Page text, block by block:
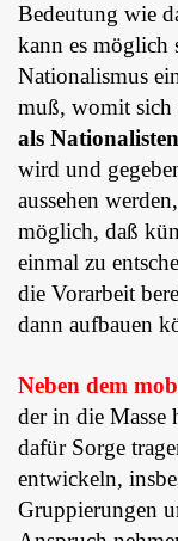
Bedeutung wie
kann es möglich
Nationalismus
muß, womit sich
als Nationalisten
wird und
aussehen
möglich, daß
einmal zu
die Vorarbeit
dann aufbauen
Neben dem
der in die
dafür Sorge
entwickeln,
Gruppierungen